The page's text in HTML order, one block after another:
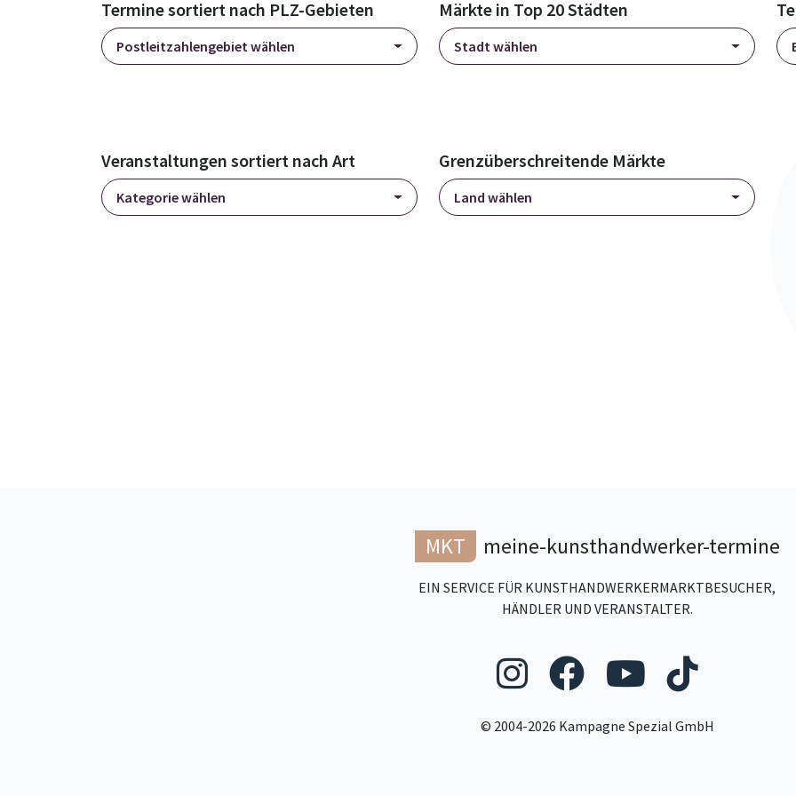
Termine sortiert nach PLZ-Gebieten
Postleitzahlengebiet wählen
Märkte in Top 20 Städten
Stadt wählen
Veranstaltungen sortiert nach Art
Kategorie wählen
Grenzüberschreitende Märkte
Land wählen
MKT meine-kunsthandwerker-termine
EIN SERVICE FÜR KUNSTHANDWERKERMARKTBESUCHER,
HÄNDLER UND VERANSTALTER.
Folgen Sie uns auf
Folgen Sie
Folgen
© 2004-2026 Kampagne Spezial GmbH